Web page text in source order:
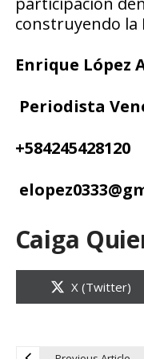
construyendo la
Enrique López
Periodista
+584245428120
elopez0333@
Caiga
Compartir
en
X (Twitter)